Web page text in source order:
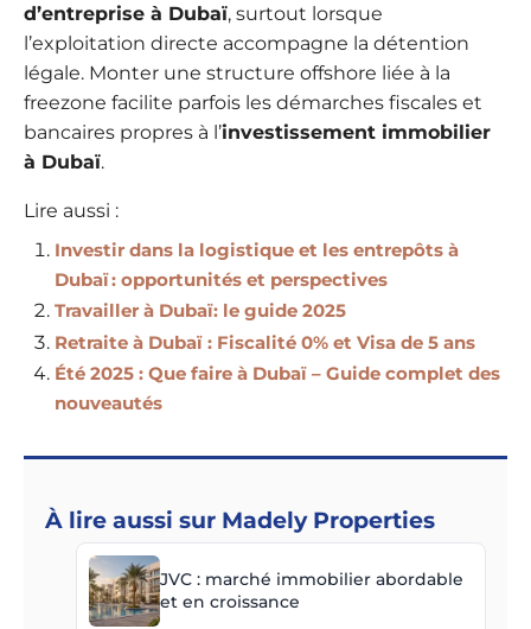
d’entreprise à Dubaï, surtout lorsque
l’exploitation directe accompagne la détention
légale. Monter une structure offshore liée à la
freezone facilite parfois les démarches fiscales et
bancaires propres à l’investissement immobilier
à Dubaï.
Lire aussi :
Investir dans la logistique et les entrepôts à
Dubaï : opportunités et perspectives
Travailler à Dubaï: le guide 2025
Retraite à Dubaï : Fiscalité 0% et Visa de 5 ans
Été 2025 : Que faire à Dubaï – Guide complet des
nouveautés
À lire aussi sur Madely Properties
JVC : marché immobilier abordable
et en croissance